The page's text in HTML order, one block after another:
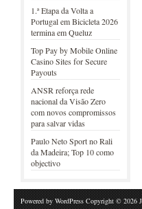
1.ª Etapa da Volta a
Portugal em Bicicleta 2026
termina em Queluz
Top Pay by Mobile Online
Casino Sites for Secure
Payouts
ANSR reforça rede
nacional da Visão Zero
com novos compromissos
para salvar vidas
Paulo Neto Sport no Rali
da Madeira; Top 10 como
objectivo
Powered by WordPress Copyright © 2026